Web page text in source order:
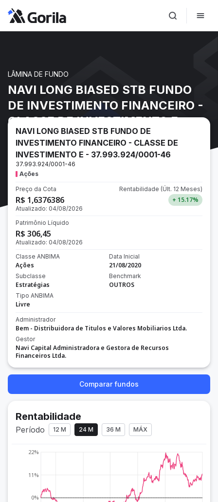
LÂMINA DE FUNDO
NAVI LONG BIASED STB FUNDO
DE INVESTIMENTO FINANCEIRO -
CLASSE DE INVESTIMENTO E -
37.993.924/0001-46
NAVI LONG BIASED STB FUNDO DE
INVESTIMENTO FINANCEIRO - CLASSE DE
INVESTIMENTO E - 37.993.924/0001-46
37.993.924/0001-46
Ações
Preço da Cota
R$ 1,6376386
Atualizado: 04/08/2026
Rentabilidade (Últ. 12 Meses)
+ 15.17%
Patrimônio Líquido
R$ 306,45
Atualizado: 04/08/2026
Classe ANBIMA
Ações
Subclasse
Estratégias
Tipo ANBIMA
Livre
Data Inicial
21/08/2020
Benchmark
OUTROS
Administrador
Bem - Distribuidora de Titulos e Valores Mobiliarios Ltda.
Gestor
Navi Capital Administradora e Gestora de Recursos
Financeiros Ltda.
Comparar fundos
Rentabilidade
Período 12 M 24 M 36 M MÁX
0%
11%
22%